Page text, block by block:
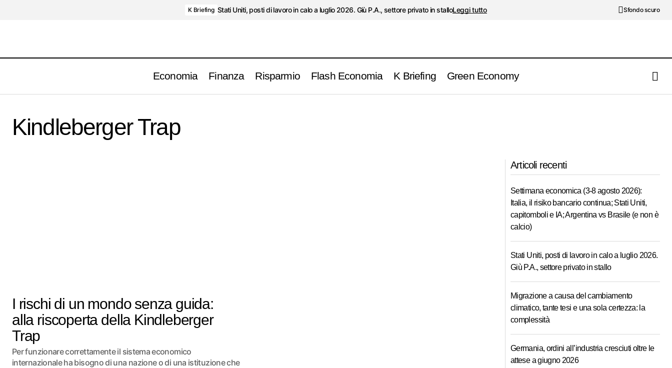
K Briefing Stati Uniti, posti di lavoro in calo a luglio 2026. Giù P.A., settore privato in stalloLeggi tutto Sfondo scuro
Economia Finanza Risparmio Flash Economia K Briefing Green Economy
Kindleberger Trap
I rischi di un mondo senza guida:
alla riscoperta della Kindleberger
Trap
Per funzionare correttamente il sistema economico
internazionale ha bisogno di una nazione o di una istituzione che
Articoli recenti
Settimana economica (3-8 agosto 2026):
Italia, il risiko bancario continua; Stati Uniti,
capitomboli e IA; Argentina vs Brasile (e non è
calcio)
Stati Uniti, posti di lavoro in calo a luglio 2026.
Giù P.A., settore privato in stallo
Migrazione a causa del cambiamento
climatico, tante tesi e una sola certezza: la
complessità
Germania, ordini all’industria cresciuti oltre le
attese a giugno 2026